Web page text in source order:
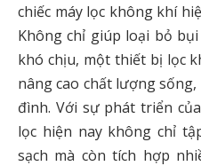
chiếc máy lọc không khí
Không chỉ giúp loại bỏ
khó chịu, một thiết bị lọc
nâng cao chất lượng
đình. Với sự phát triển
lọc hiện nay không chỉ
sạch mà còn tích hợp